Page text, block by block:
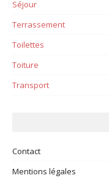
Séjour
Terrassement
Toilettes
Toiture
Transport
Contact
Mentions légales